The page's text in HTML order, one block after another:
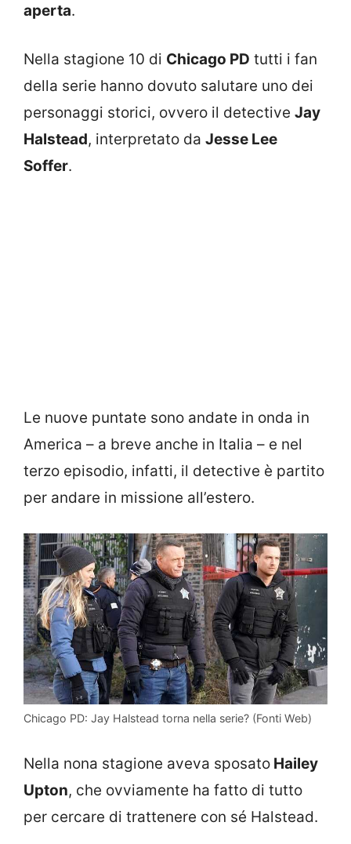
aperta.
Nella stagione 10 di Chicago PD tutti i fan
della serie hanno dovuto salutare uno dei
personaggi storici, ovvero il detective Jay
Halstead, interpretato da Jesse Lee
Soffer.
Le nuove puntate sono andate in onda in
America – a breve anche in Italia – e nel
terzo episodio, infatti, il detective è partito
per andare in missione all’estero.
Chicago PD: Jay Halstead torna nella serie? (Fonti Web)
Nella nona stagione aveva sposato Hailey
Upton, che ovviamente ha fatto di tutto
per cercare di trattenere con sé Halstead.